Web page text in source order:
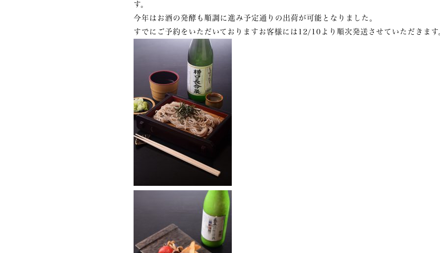
す。
今年はお酒の発酵も順調に進み予定通りの出荷が可能となりました。
すでにご予約をいただいておりますお客様には12/10より順次発送させていただきます